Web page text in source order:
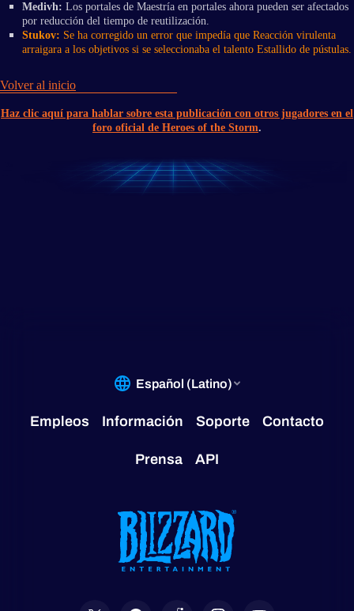
Medivh: Los portales de Maestría en portales ahora pueden ser afectados
por reducción del tiempo de reutilización.
Stukov: Se ha corregido un error que impedía que Reacción virulenta
arraigara a los objetivos si se seleccionaba el talento Estallido de pústulas.
Volver al inicio
Haz clic aquí para hablar sobre esta publicación con otros jugadores en el
foro oficial de Heroes of the Storm.